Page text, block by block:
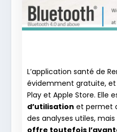
L’application santé de
évidemment gratuite, et
Play et Apple Store. Elle
d’utilisation et permet
des analyses utiles,
offre toutefois